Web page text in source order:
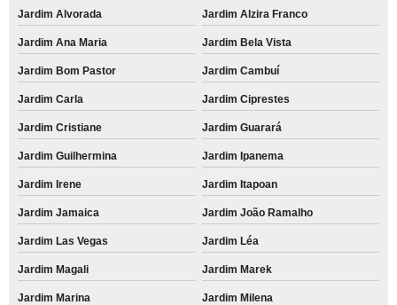
Jardim Alvorada Jardim Alzira Franco
Jardim Ana Maria Jardim Bela Vista
Jardim Bom Pastor Jardim Cambuí
Jardim Carla Jardim Ciprestes
Jardim Cristiane Jardim Guarará
Jardim Guilhermina Jardim Ipanema
Jardim Irene Jardim Itapoan
Jardim Jamaica Jardim João Ramalho
Jardim Las Vegas Jardim Léa
Jardim Magali Jardim Marek
Jardim Marina Jardim Milena